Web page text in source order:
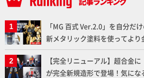
「MG 百式 Ver.2.0」を自分だ
新メタリック塗料を使ってより
りに!!【試し読み】
【完全リニューアル】超合金に
が完全新規造形で登場！気に